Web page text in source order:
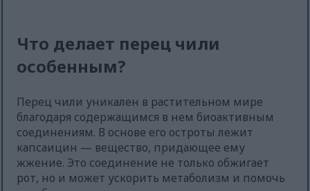
Что делает перец чили
особенным?
Перец чили уникален в растительном мире
благодаря содержащимся в нем биоактивным
соединениям. В основе его остроты лежит
капсаицин — вещество, придающее ему
жжение. Это соединение не только обжигает
рот, но и может ускорить метаболизм и помочь